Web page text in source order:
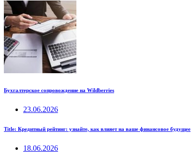
Бухгалтерское сопровождение на Wildberries
23.06.2026
Title: Кредитный рейтинг: узнайте, как влияет на ваше финансовое будущее
18.06.2026